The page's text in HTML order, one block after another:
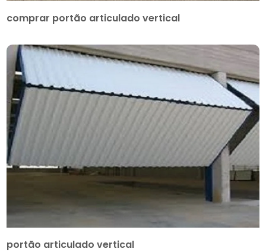
comprar portão articulado vertical
portão articulado vertical